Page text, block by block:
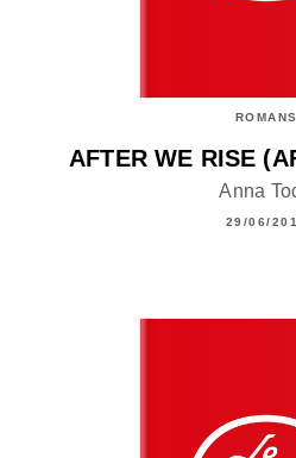
ROMANS
AFTER WE RISE
Anna
29/06/